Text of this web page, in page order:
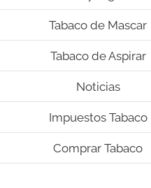
Tabaco de Mascar
Tabaco de Aspirar
Noticias
Impuestos Tabaco
Comprar Tabaco